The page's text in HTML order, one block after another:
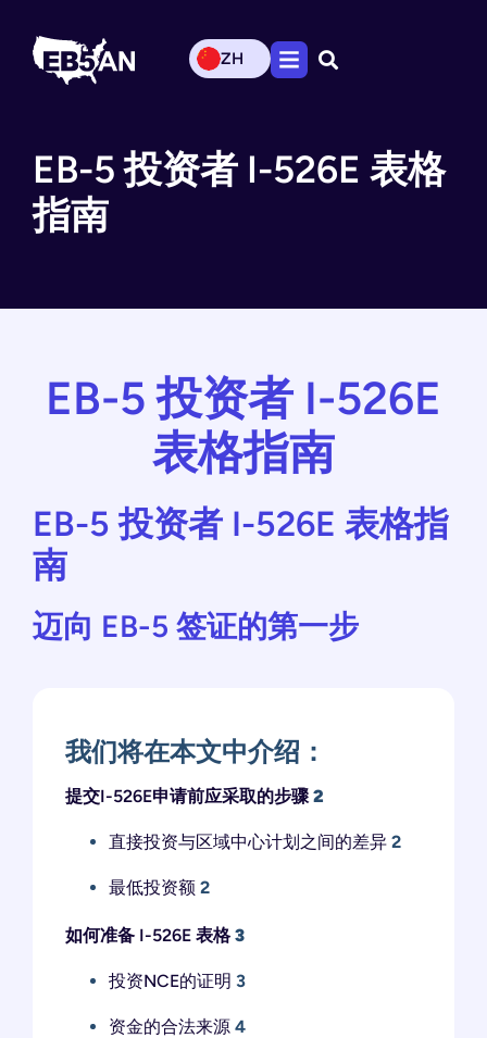
ZH
EB-5 投资者 I-526E 表格
指南
EB-5 投资者 I-526E
表格指南
EB-5 投资者 I-526E 表格指
南
迈向 EB-5 签证的第一步
我们将在本文中介绍：
提交I-526E申请前应采取的步骤 2
直接投资与区域中心计划之间的差异 2
最低投资额 2
如何准备 I-526E 表格 3
投资NCE的证明 3
资金的合法来源 4